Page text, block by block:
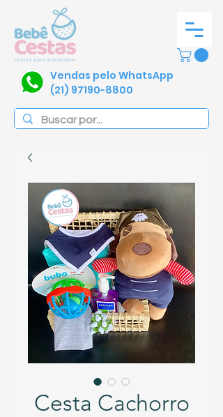
Vendas pelo WhatsApp
(21) 97190-8800
Cesta Cachorro